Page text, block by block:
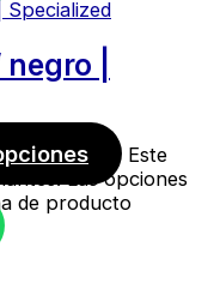
|
Este
Las opciones
de producto